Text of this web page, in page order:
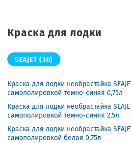
Краска для лодки
SEAJET(30)
Краска для лодки необрастайка
самополировкой темно-синяя 0,75л
Краска для лодки необрастайка
самополировкой темно-синяя 2,5л
Краска для лодки необрастайка
самополировкой белая 0,75л